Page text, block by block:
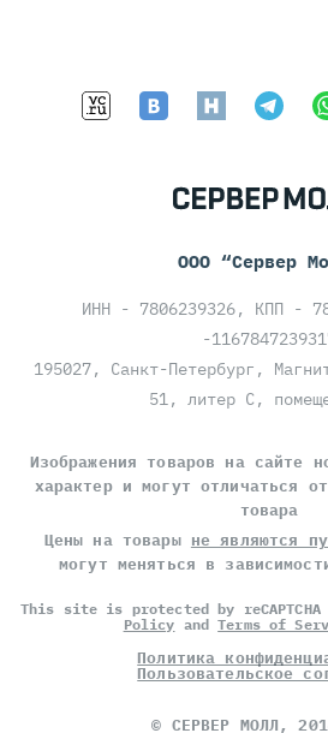
ООО “Сервер
ИНН - 7806239326, КПП -
-
195027, Санкт-Петербург,
51, литер С,
Изображения товаров на сайте
характер и могут отличаться
товара
Цены на товары не являются
могут меняться в
This site is protected by reCAPTCHA
Policy andTerms of
Политика
Пользовательское
© СЕРВЕР МОЛЛ,